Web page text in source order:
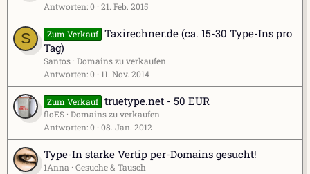
Antworten 0 21. Feb. 2015
S Zum Verkauf Taxirechner.de (ca. 15-30 Type-Ins pro
Tag)
Santos Domains zu verkaufen
Antworten 0 11. Nov. 2014
Zum Verkauf truetype.net - 50 EUR
floES Domains zu verkaufen
Antworten 0 08. Jan. 2012
Type-In starke Vertip per-Domains gesucht!
1Anna
Gesuche & Tausch